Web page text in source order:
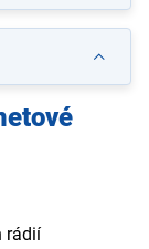
rádií